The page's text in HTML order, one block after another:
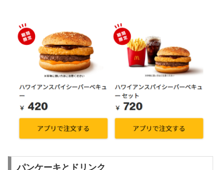
パンケーキとドリンク